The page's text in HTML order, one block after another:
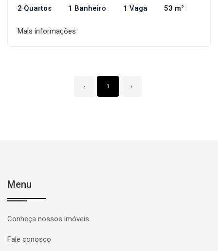
2 Quartos 1 Banheiro 1 Vaga 53 m²
Mais informações
‹ 1 ›
Menu
Conheça nossos imóveis
Fale conosco